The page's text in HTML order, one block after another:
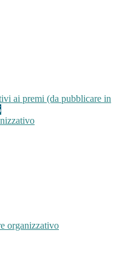
ai premi (da pubblicare in
organizzativo